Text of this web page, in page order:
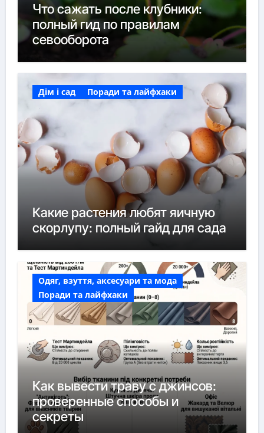
Что сажать после клубники:
полный гид по правилам
севооборота
Дім і сад Поради та лайфхаки
Какие растения любят яичную
скорлупу: полный гайд для сада
Одяг, взуття, аксесуари та мода
Поради та лайфхаки
Как вывести траву с джинсов:
проверенные способы и
секреты